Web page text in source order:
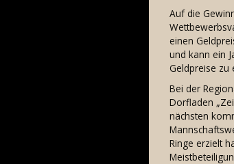
Auf die
einen
und kann ein
Geldpreise zu
Bei der
Dorfladen
nächsten
Ringe erzielt